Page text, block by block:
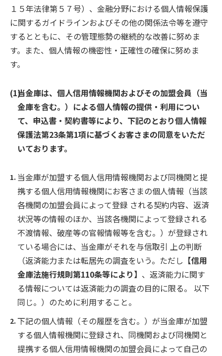
１５年法律第５７号）、金融分野における個人情報保護
に関するガイドラインおよびその他の関係法令等を遵守
するとともに、その管理態勢の継続的な改善に努めま
す。また、個人情報の機密性・正確性の確保に努めま
す。
当金庫は、個人信用情報機関およびその加盟会員（当
金庫を含む。）による個人情報の提供・利用につい
て、申込書・契約書等により、下記のとおり個人情報
保護法第23条第1項に基づくお客さまの同意をいただ
いております。
当金庫が加盟する個人信用情報機関および同機関と提
携する個人信用情報機関にお客さまの個人情報（当該
各機関の加盟会員によって登録 される契約内容、返済
状況等の情報のほか、当該各機関によって登録される
不渡情報、破産等の官報情報等を含む。）が登録され
ている場合には、当金庫がそれを与信取引 上の判断
（返済能力または転居先の調査をいう。ただし 【信用
金庫法施行規則第110条等により】 、返済能力に関す
る情報については返済能力の調査の目的に限る。 以下
同じ。）のために利用すること。
下記の個人情報（その履歴を含む。）が当金庫が加盟
する個人情報機関に登録され、同機関および同機関と
提携する個人信用情報機関の加盟会員によって自己の